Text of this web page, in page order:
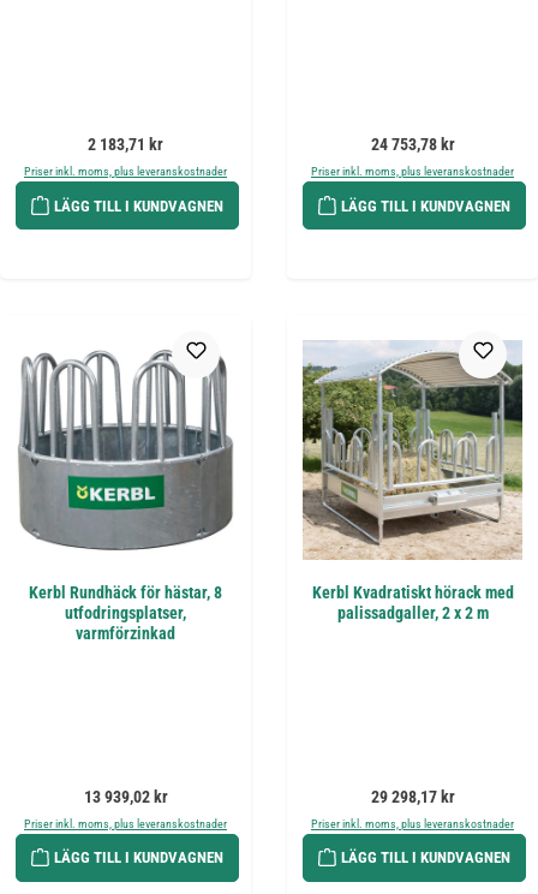
Ordinarie pris:
2 183,71 kr
Priser inkl. moms, plus leveranskostnader
LÄGG TILL I KUNDVAGNEN
Ordinarie pris:
24 753,78 kr
Priser inkl. moms, plus leveranskostnader
LÄGG TILL I KUNDVAGNEN
Kerbl Rundhäck för hästar, 8
utfodringsplatser,
varmförzinkad
Ordinarie pris:
13 939,02 kr
Priser inkl. moms, plus leveranskostnader
LÄGG TILL I KUNDVAGNEN
Kerbl Kvadratiskt hörack med
palissadgaller, 2 x 2 m
Ordinarie pris:
29 298,17 kr
Priser inkl. moms, plus leveranskostnader
LÄGG TILL I KUNDVAGNEN